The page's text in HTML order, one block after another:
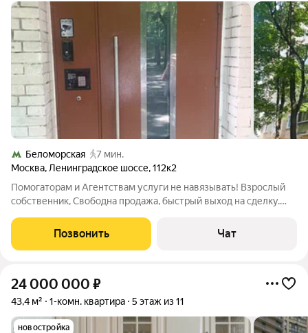
Беломорская
7 мин.
Москва, Ленинградское шоссе,112к2
Помогаторам и Агентствам услуги не навязывать! Взрослый
собственник, Свободна продажа, быстрый выход на сделку.
однокомнатная квартира площадью 30,2 кв. м, расположенная
в кирпичном доме на втором
Позвонить Чат
24 000 000 ₽
43,4 м² 1-комн. квартира 5 этаж из 11
новостройка